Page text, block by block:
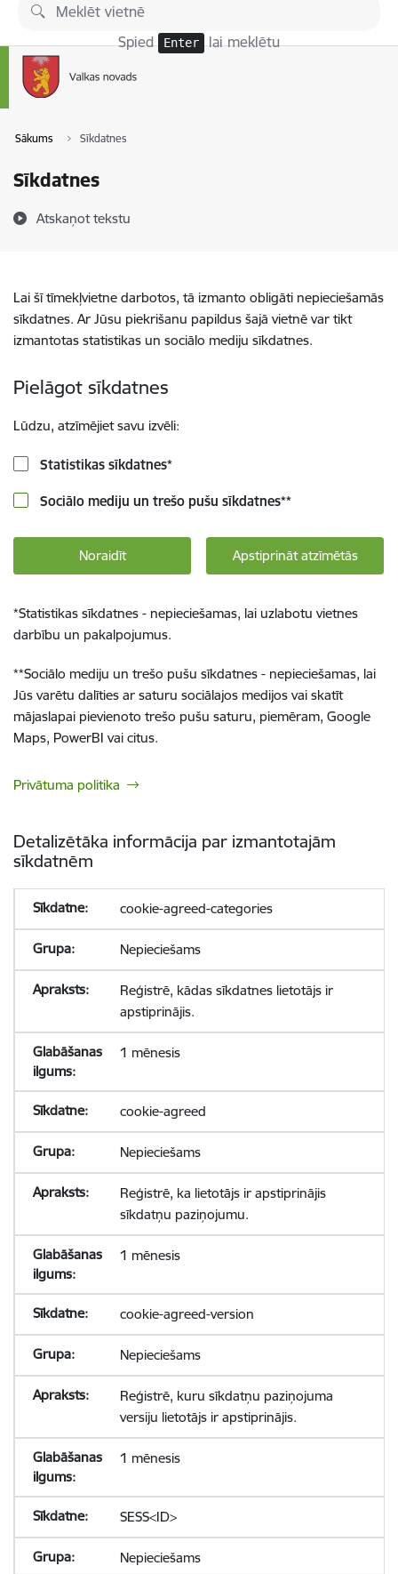
Pāriet uz lapas saturu
Spied Enter lai meklētu
Sākums Sīkdatnes
Sīkdatnes
Atskaņot tekstu
Lai šī tīmekļvietne darbotos, tā izmanto obligāti nepieciešamās
sīkdatnes. Ar Jūsu piekrišanu papildus šajā vietnē var tikt
izmantotas statistikas un sociālo mediju sīkdatnes.
Pielāgot sīkdatnes
Lūdzu, atzīmējiet savu izvēli:
Statistikas sīkdatnes*
Sociālo mediju un trešo pušu sīkdatnes**
Noraidīt Apstiprināt atzīmētās
*Statistikas sīkdatnes - nepieciešamas, lai uzlabotu vietnes
darbību un pakalpojumus.
**Sociālo mediju un trešo pušu sīkdatnes - nepieciešamas, lai
Jūs varētu dalīties ar saturu sociālajos medijos vai skatīt
mājaslapai pievienoto trešo pušu saturu, piemēram, Google
Maps, PowerBI vai citus.
Privātuma politika
Detalizētāka informācija par izmantotajām
sīkdatnēm
cookie-agreed-categories
Nepieciešams
Reģistrē, kādas sīkdatnes lietotājs ir
apstiprinājis.
1 mēnesis
cookie-agreed
Nepieciešams
Reģistrē, ka lietotājs ir apstiprinājis
sīkdatņu paziņojumu.
1 mēnesis
cookie-agreed-version
Nepieciešams
Reģistrē, kuru sīkdatņu paziņojuma
versiju lietotājs ir apstiprinājis.
1 mēnesis
SESS<ID>
Nepieciešams